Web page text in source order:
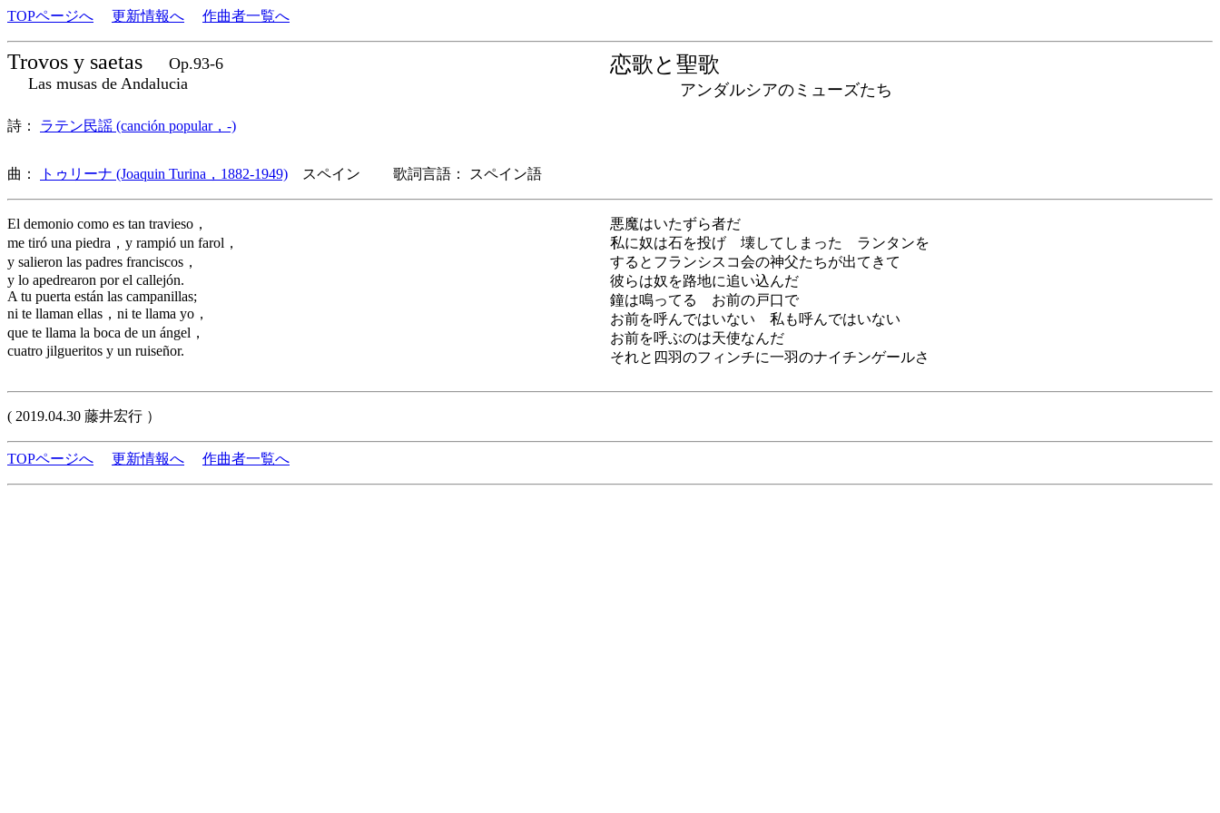
TOPページへ 更新情報へ 作曲者一覧へ
Trovos y saetas
Op.93-6
Las musas de Andalucia
恋歌と聖歌
アンダルシアのミューズたち
詩： ラテン民謡 (canción popular，-)
曲： トゥリーナ (Joaquin Turina，1882-1949) スペイン 歌詞言語： スペイン語
El demonio como es tan travieso，
me tiró una piedra，y rampió un farol，
y salieron las padres franciscos，
y lo apedrearon por el callejón.
A tu puerta están las campanillas;
ni te llaman ellas，ni te llama yo，
que te llama la boca de un ángel，
cuatro jilgueritos y un ruiseñor.
悪魔はいたずら者だ
私に奴は石を投げ 壊してしまった ランタンを
するとフランシスコ会の神父たちが出てきて
彼らは奴を路地に追い込んだ
鐘は鳴ってる お前の戸口で
お前を呼んではいない 私も呼んではいない
お前を呼ぶのは天使なんだ
それと四羽のフィンチに一羽のナイチンゲールさ
( 2019.04.30 藤井宏行 ）
TOPページへ 更新情報へ 作曲者一覧へ